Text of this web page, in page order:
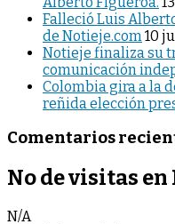
Falleció Luis
de Notieje.com 10
Notieje finaliza su
comunicación
Colombia gira a la
reñida elección
Comentarios
No de visitas
N/A